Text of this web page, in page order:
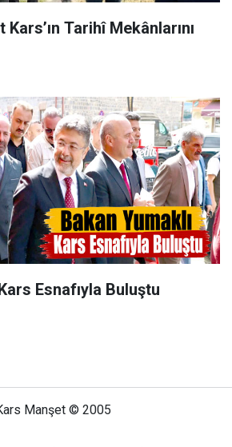
Tarihî Mekânlarını
Esnafıyla Buluştu
Manşet © 2005